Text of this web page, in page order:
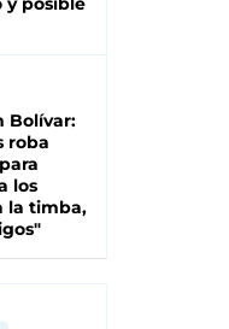
Bolívar:
roba
los
la timba,